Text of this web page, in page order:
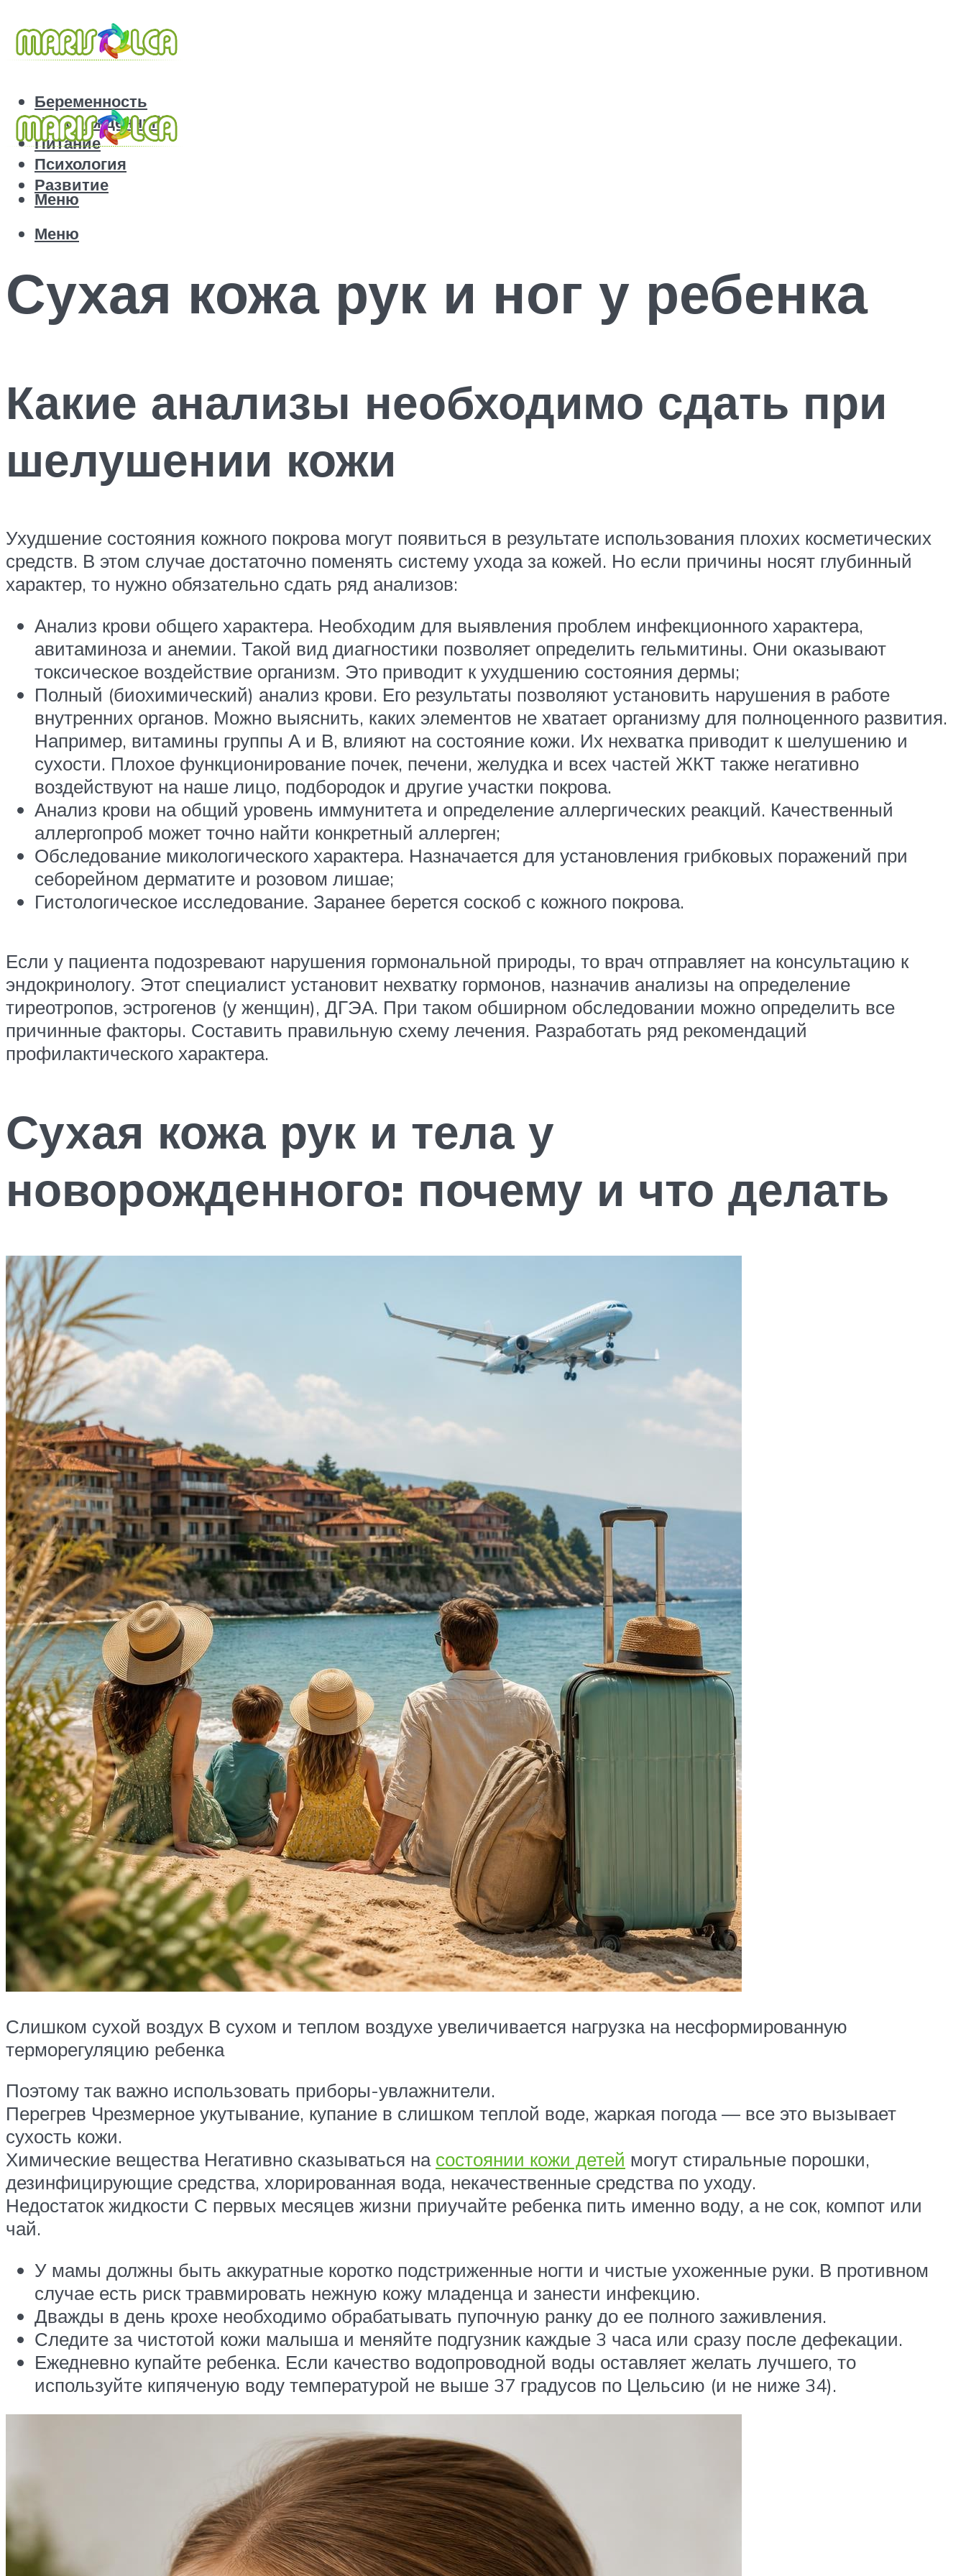
Беременность
Новорожденный
Питание
Психология
Развитие
Меню
Меню
Сухая кожа рук и ног у ребенка
Какие анализы необходимо сдать при
шелушении кожи
Ухудшение состояния кожного покрова могут появиться в результате использования плохих косметических
средств. В этом случае достаточно поменять систему ухода за кожей. Но если причины носят глубинный
характер, то нужно обязательно сдать ряд анализов:
Анализ крови общего характера. Необходим для выявления проблем инфекционного характера,
авитаминоза и анемии. Такой вид диагностики позволяет определить гельмитины. Они оказывают
токсическое воздействие организм. Это приводит к ухудшению состояния дермы;
Полный (биохимический) анализ крови. Его результаты позволяют установить нарушения в работе
внутренних органов. Можно выяснить, каких элементов не хватает организму для полноценного развития.
Например, витамины группы А и В, влияют на состояние кожи. Их нехватка приводит к шелушению и
сухости. Плохое функционирование почек, печени, желудка и всех частей ЖКТ также негативно
воздействуют на наше лицо, подбородок и другие участки покрова.
Анализ крови на общий уровень иммунитета и определение аллергических реакций. Качественный
аллергопроб может точно найти конкретный аллерген;
Обследование микологического характера. Назначается для установления грибковых поражений при
себорейном дерматите и розовом лишае;
Гистологическое исследование. Заранее берется соскоб с кожного покрова.
Если у пациента подозревают нарушения гормональной природы, то врач отправляет на консультацию к
эндокринологу. Этот специалист установит нехватку гормонов, назначив анализы на определение
тиреотропов, эстрогенов (у женщин), ДГЭА. При таком обширном обследовании можно определить все
причинные факторы. Составить правильную схему лечения. Разработать ряд рекомендаций
профилактического характера.
Сухая кожа рук и тела у
новорожденного: почему и что делать
Слишком сухой воздух В сухом и теплом воздухе увеличивается нагрузка на несформированную
терморегуляцию ребенка
Поэтому так важно использовать приборы-увлажнители.
Перегрев Чрезмерное укутывание, купание в слишком теплой воде, жаркая погода — все это вызывает
сухость кожи.
Химические вещества Негативно сказываться на состоянии кожи детей могут стиральные порошки,
дезинфицирующие средства, хлорированная вода, некачественные средства по уходу.
Недостаток жидкости С первых месяцев жизни приучайте ребенка пить именно воду, а не сок, компот или
чай.
У мамы должны быть аккуратные коротко подстриженные ногти и чистые ухоженные руки. В противном
случае есть риск травмировать нежную кожу младенца и занести инфекцию.
Дважды в день крохе необходимо обрабатывать пупочную ранку до ее полного заживления.
Следите за чистотой кожи малыша и меняйте подгузник каждые 3 часа или сразу после дефекации.
Ежедневно купайте ребенка. Если качество водопроводной воды оставляет желать лучшего, то
используйте кипяченую воду температурой не выше 37 градусов по Цельсию (и не ниже 34).